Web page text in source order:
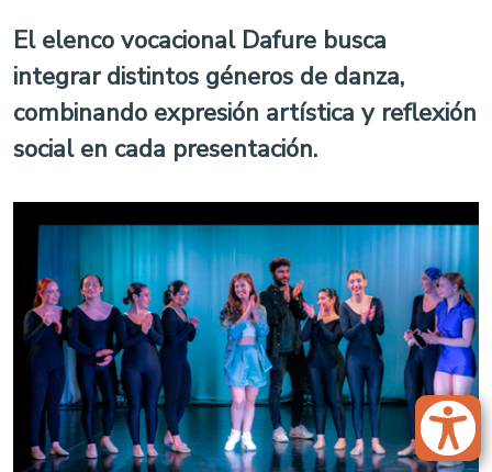
El elenco vocacional Dafure busca
integrar distintos géneros de danza,
combinando expresión artística y reflexión
social en cada presentación.